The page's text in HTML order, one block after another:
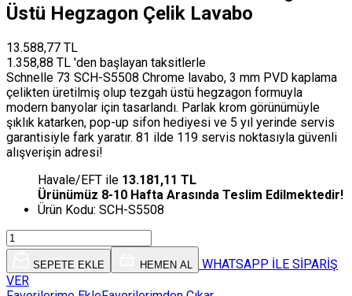
Üstü Hegzagon Çelik Lavabo
13.588,77 TL
1.358,88 TL 'den başlayan taksitlerle
Schnelle 73 SCH-S5508 Chrome lavabo, 3 mm PVD kaplama
çelikten üretilmiş olup tezgah üstü hegzagon formuyla
modern banyolar için tasarlandı. Parlak krom görünümüyle
şıklık katarken, pop-up sifon hediyesi ve 5 yıl yerinde servis
garantisiyle fark yaratır. 81 ilde 119 servis noktasıyla güvenli
alışverişin adresi!
Havale/EFT ile 13.181,11 TL
Ürünümüz 8-10 Hafta Arasında Teslim Edilmektedir!
Ürün Kodu: SCH-S5508
SEPETE EKLE HEMEN AL
WHATSAPP İLE SİPARİŞ
VER